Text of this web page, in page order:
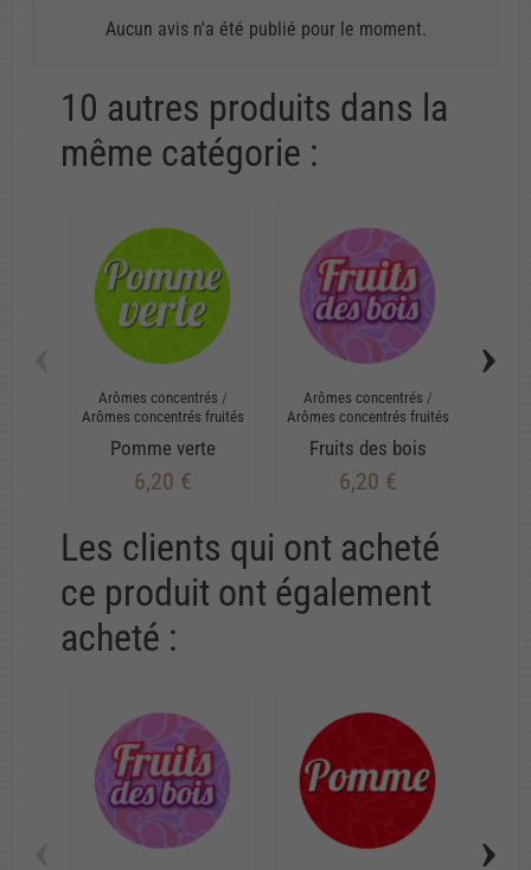
Aucun avis n'a été publié pour le moment.
10 autres produits dans la
même catégorie :
Arômes concentrés /
Arômes concentrés fruités
Pomme verte
6,20 €
Arômes concentrés /
Arômes concentrés fruités
Fruits des bois
6,20 €
›
Les clients qui ont acheté
ce produit ont également
acheté :
›